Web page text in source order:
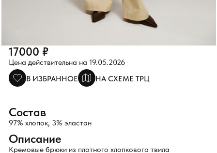
17000 ₽
Цена действительна на 19.05.2026
Состав
97% хлопок, 3% эластан
Описание
Кремовые брюки из плотного хлопкового твила
В ИЗБРАННОЕ НА СХЕМЕ ТРЦ